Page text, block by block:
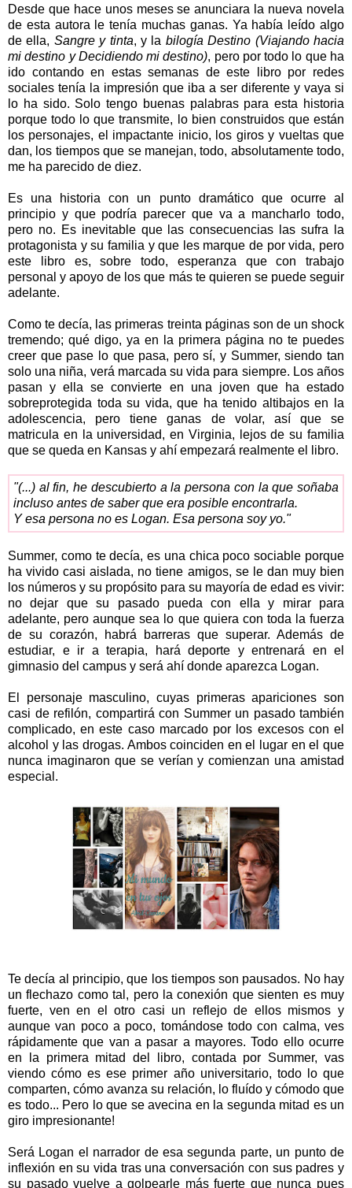
Desde que hace unos meses se anunciara la nueva novela
de esta autora le tenía muchas ganas. Ya había leído algo
de ella, Sangre y tinta, y la bilogía Destino (Viajando hacia
mi destino yDecidiendo mi destino), pero por todo lo que ha
ido contando en estas semanas de este libro por redes
sociales tenía la impresión que iba a ser diferente y vaya si
lo ha sido. Solo tengo buenas palabras para esta historia
porque todo lo que transmite, lo bien construidos que están
los personajes, el impactante inicio, los giros y vueltas que
dan, los tiempos que se manejan, todo, absolutamente todo,
me ha parecido de diez.
Es una historia con un punto dramático que ocurre al
principio y que podría parecer que va a mancharlo todo,
pero no. Es inevitable que las consecuencias las sufra la
protagonista y su familia y que les marque de por vida, pero
este libro es, sobre todo, esperanza que con trabajo
personal y apoyo de los que más te quieren se puede seguir
adelante.
Como te decía, las primeras treinta páginas son de un shock
tremendo; qué digo, ya en la primera página no te puedes
creer que pase lo que pasa, pero sí, y Summer, siendo tan
solo una niña, verá marcada su vida para siempre. Los años
pasan y ella se convierte en una joven que ha estado
sobreprotegida toda su vida, que ha tenido altibajos en la
adolescencia, pero tiene ganas de volar, así que se
matricula en la universidad, en Virginia, lejos de su familia
que se queda en Kansas y ahí empezará realmente el libro.
"(...) al fin, he descubierto a la persona con la que soñaba
incluso antes de saber que era posible encontrarla.
Y esa persona no es Logan. Esa persona soy yo."
Summer, como te decía, es una chica poco sociable porque
ha vivido casi aislada, no tiene amigos, se le dan muy bien
los números y su propósito para su mayoría de edad es vivir:
no dejar que su pasado pueda con ella y mirar para
adelante, pero aunque sea lo que quiera con toda la fuerza
de su corazón, habrá barreras que superar. Además de
estudiar, e ir a terapia, hará deporte y entrenará en el
gimnasio del campus y será ahí donde aparezca Logan.
El personaje masculino, cuyas primeras apariciones son
casi de refilón, compartirá con Summer un pasado también
complicado, en este caso marcado por los excesos con el
alcohol y las drogas. Ambos coinciden en el lugar en el que
nunca imaginaron que se verían y comienzan una amistad
especial.
Te decía al principio, que los tiempos son pausados. No hay
un flechazo como tal, pero la conexión que sienten es muy
fuerte, ven en el otro casi un reflejo de ellos mismos y
aunque van poco a poco, tomándose todo con calma, ves
rápidamente que van a pasar a mayores. Todo ello ocurre
en la primera mitad del libro, contada por Summer, vas
viendo cómo es ese primer año universitario, todo lo que
comparten, cómo avanza su relación, lo fluído y cómodo que
es todo... Pero lo que se avecina en la segunda mitad es un
giro impresionante!
Será Logan el narrador de esa segunda parte, un punto de
inflexión en su vida tras una conversación con sus padres y
su pasado vuelve a golpearle más fuerte que nunca pues